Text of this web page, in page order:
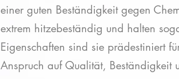
einer guten Beständigkeit gegen
extrem hitzebeständig und halten
Eigenschaften sind sie prädestiniert
Anspruch auf Qualität, Beständigkeit